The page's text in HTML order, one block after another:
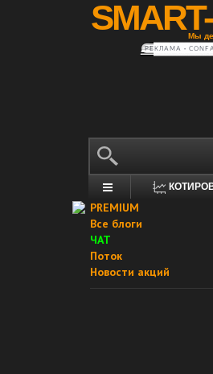
Мы
РЕКЛАМА •
PREMIUM
Все блоги
ЧАТ
Поток
Новости акций